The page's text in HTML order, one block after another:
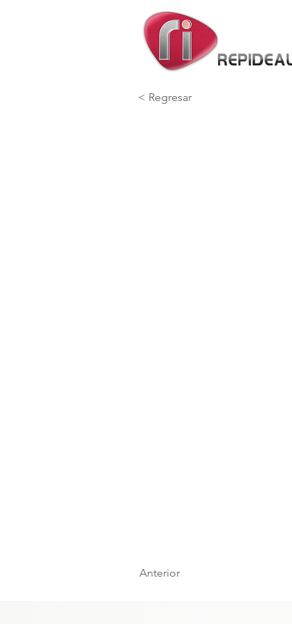
< Regresar
Anterior